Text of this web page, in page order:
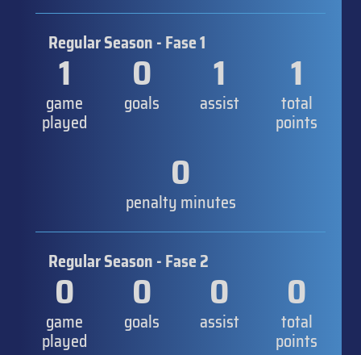
Regular Season - Fase 1
1
game
played
0
goals
1
assist
1
total
points
0
penalty minutes
Regular Season - Fase 2
0
game
played
0
goals
0
assist
0
total
points